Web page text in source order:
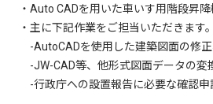
・Auto CADを用いた車いす用階段昇
・主に下記作業をご担当いただきます
-AutoCADを使用した建築図面の修
-JW-CAD等、他形式図面データの変
-行政庁への設置報告に必要な確認申